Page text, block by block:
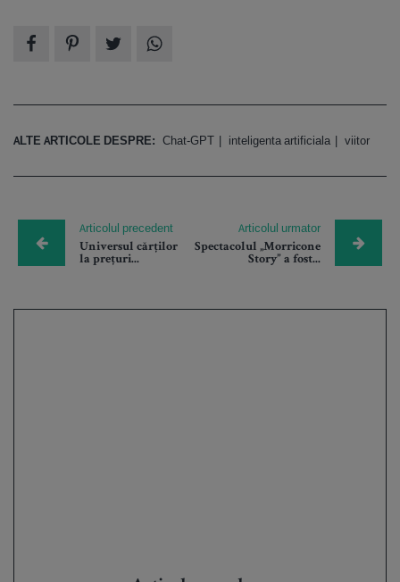
ALTE ARTICOLE DESPRE: Chat-GPT inteligenta artificiala viitor
Articolul precedent
Universul cărților
la prețuri...
Articolul urmator
Spectacolul „Morricone
Story” a fost...